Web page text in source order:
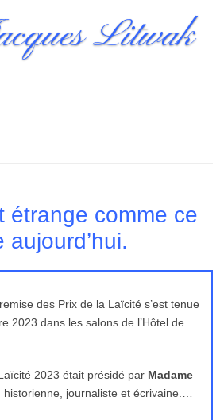
Litwak
étrange comme ce
aujourd’hui.
des Prix de la Laïcité s’est tenue
2023 dans les salons de l’Hôtel de
2023 était présidé par Madame
, historienne, journaliste et écrivaine.…